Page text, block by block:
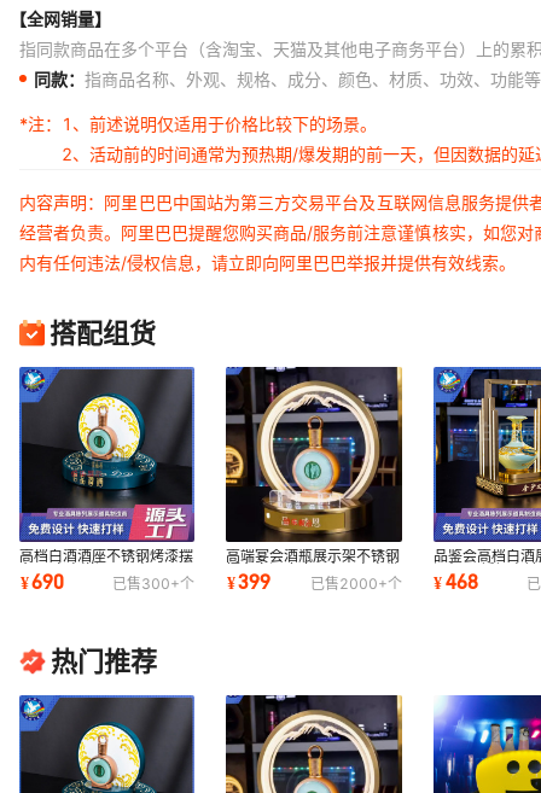
【全网销量】
指同款商品在多个平台（含淘宝、天猫及其他电子商务平台）上的累
同款： 指商品名称、外观、规格、成分、颜色、材质、功效、功能
*注：
1、前述说明仅适用于价格比较下的场景。
2、活动前的时间通常为预热期/爆发期的前一天，但因数据的
内容声明：阿里巴巴中国站为第三方交易平台及互联网信息服务提
经营者负责。阿里巴巴提醒您购买商品/服务前注意谨慎核实，如您
内有任何违法/侵权信息，请立即向阿里巴巴举报并提供有效线索。
搭配组货
高档白酒酒座不锈钢烤漆摆
台 可充电洋酒展示架LED
发光红酒酒托
¥690 已售300+个
高端宴会酒瓶展示架不锈钢
摆台白酒底座展台可充电发
光酒座酒具
¥399 已售2000+个
品鉴会高档白酒
酒架 不锈钢电
电发光白酒酒座
¥468
热门推荐